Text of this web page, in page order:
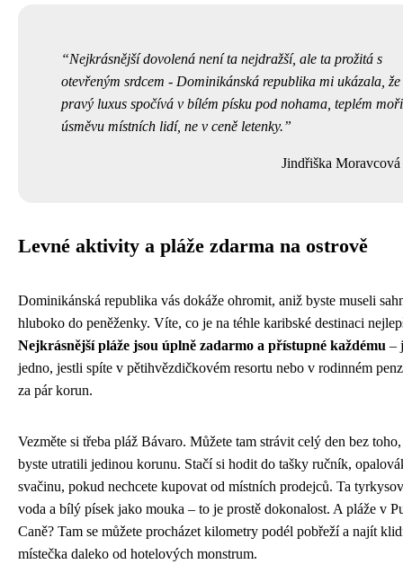
Nejkrásnější dovolená není ta nejdražší, ale ta prožitá s
otevřeným srdcem - Dominikánská republika mi ukázala, že
pravý luxus spočívá v bílém písku pod nohama, teplém
úsměvu místních lidí, ne v ceně letenky.
Jindřiška Moravcová
Levné aktivity a pláže zdarma na ostrově
Dominikánská republika vás dokáže ohromit, aniž byste museli
hluboko do peněženky. Víte, co je na téhle karibské destinaci
Nejkrásnější pláže jsou úplně zadarmo a přístupné každému –
jedno, jestli spíte v pětihvězdičkovém resortu nebo v rodinném
za pár korun.
Vezměte si třeba pláž Bávaro. Můžete tam strávit celý den bez
byste utratili jedinou korunu. Stačí si hodit do tašky ručník,
svačinu, pokud nechcete kupovat od místních prodejců. Ta
voda a bílý písek jako mouka – to je prostě dokonalost. A pláže v
Caně? Tam se můžete procházet kilometry podél pobřeží a najít
místečka daleko od hotelových monstrum.